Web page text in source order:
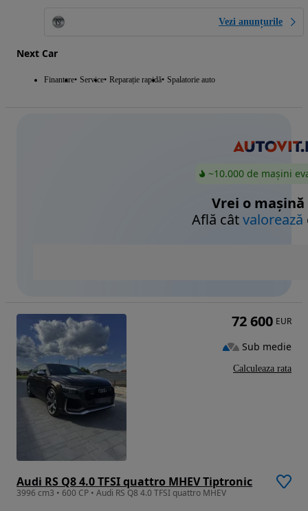
Vezi anunțurile
Next Car
Finantare Service Reparație rapidă Spalatorie auto
~10.000 de mașini
Vrei o mașină
Află câtvalorează
Audi RS Q8 4.0 TFSI quattro MHEV Tiptronic
3996 cm3 • 600 CP • Audi RS Q8 4.0 TFSI quattro MHEV
72 600 EUR
Sub medie
Calculeaza rata